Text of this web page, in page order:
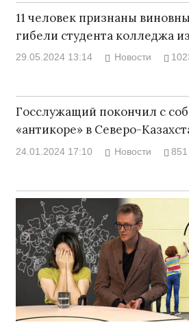
11 человек признаны
гибели студента колледжа
29.05.2024 13:14 Новости
Госслужащий покончил с
«антикоре» в Северо-
24.01.2024 17:10 Новости 851